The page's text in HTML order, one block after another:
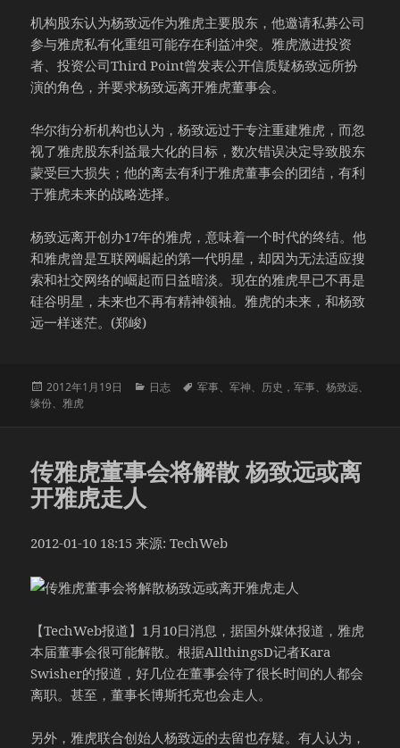
机构股东认为杨致远作为雅虎主要股东，他邀请私募公司
参与雅虎私有化重组可能存在利益冲突。雅虎激进投资
者、投资公司Third Point曾发表公开信质疑杨致远所扮
演的角色，并要求杨致远离开雅虎董事会。
华尔街分析机构也认为，杨致远过于专注重建雅虎，而忽
视了雅虎股东利益最大化的目标，数次错误决定导致股东
蒙受巨大损失；他的离去有利于雅虎董事会的团结，有利
于雅虎未来的战略选择。
杨致远离开创办17年的雅虎，意味着一个时代的终结。他
和雅虎曾是互联网崛起的第一代明星，却因为无法适应搜
索和社交网络的崛起而日益暗淡。现在的雅虎早已不再是
硅谷明星，未来也不再有精神领袖。雅虎的未来，和杨致
远一样迷茫。(郑峻)
发
布
2012年1月19日
分
日志
标
军事、军神、 历史，军事、杨致远、
缘份、雅虎
传雅虎董事会将解散 杨致远或离
开雅虎走人
2012-01-10 18:15 来源: TechWeb
【TechWeb报道】1月10日消息，据国外媒体报道，雅虎
本届董事会很可能解散。根据AllthingsD记者Kara
Swisher的报道，好几位在董事会待了很长时间的人都会
离职。甚至，董事长博斯托克也会走人。
另外，雅虎联合创始人杨致远的去留也存疑。有人认为，